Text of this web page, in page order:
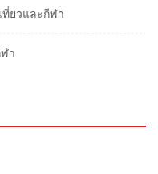
ที่ยวและกีฬา
า